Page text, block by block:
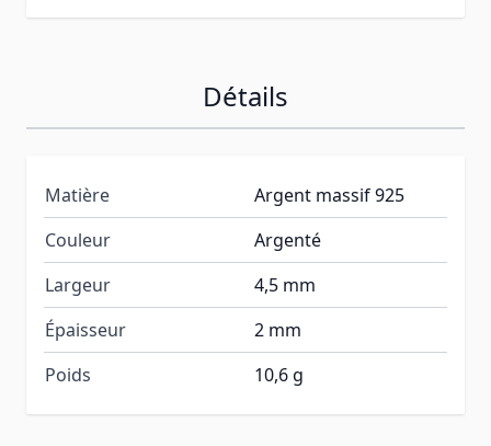
Détails
Matière
Argent massif 925
Couleur
Argenté
Largeur
4,5 mm
Épaisseur
2 mm
Poids
10,6 g